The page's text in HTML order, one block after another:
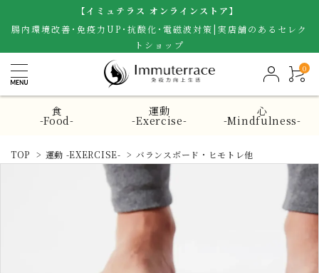
【イミュテラス オンラインストア】
腸内環境改善･免疫力UP･抗酸化･電磁波対策|実店舗のあるセレク
トショップ
0
食
-Food-
運動
-Exercise-
心
-Mindfulness-
TOP > 運動 -EXERCISE- > バランスボード・ヒモトレ他